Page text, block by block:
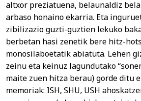
altxor preziatuena, belaunaldiz
arbaso honaino ekarria. Eta
zibilizazio guzti-guztien lekuko
berbetan hasi zenetik bere hitz-
monosilaboetatik abiatuta. Lehen
zeinu eta keinuz lagundutako
maite zuen hitza berau) gorde ditu
memoriak: ISH, SHU, USH